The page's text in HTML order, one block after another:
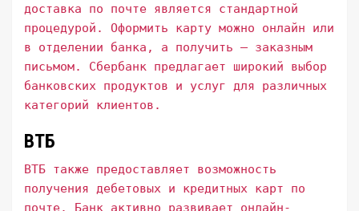
доставка по почте является стандартной
процедурой. Оформить карту можно онлайн или
в отделении банка, а получить – заказным
письмом. Сбербанк предлагает широкий выбор
банковских продуктов и услуг для различных
категорий клиентов.
ВТБ
ВТБ также предоставляет возможность
получения дебетовых и кредитных карт по
почте. Банк активно развивает онлайн-